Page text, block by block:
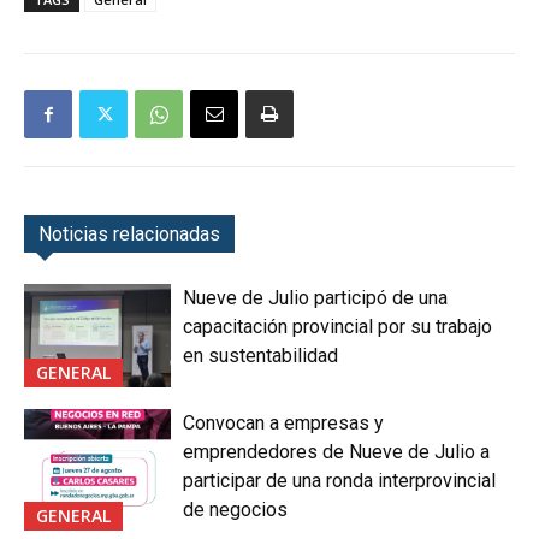
Noticias relacionadas
GENERAL
Nueve de Julio participó de una
capacitación provincial por su trabajo
en sustentabilidad
GENERAL
Convocan a empresas y
emprendedores de Nueve de Julio a
participar de una ronda interprovincial
de negocios